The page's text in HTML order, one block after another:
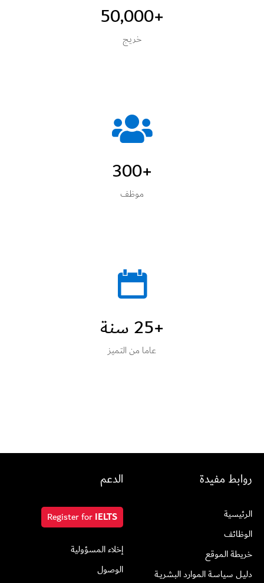
+50,000
خريج
+300
موظف
+25 سنة
عاما من التميز
روابط مفيدة
الرئيسية
الوظائف
خريطة الموقع
دليـل سياسـة الموارد البشريــة
الدعم
Register forIELTS
إخلاء المسؤولية
الوصول